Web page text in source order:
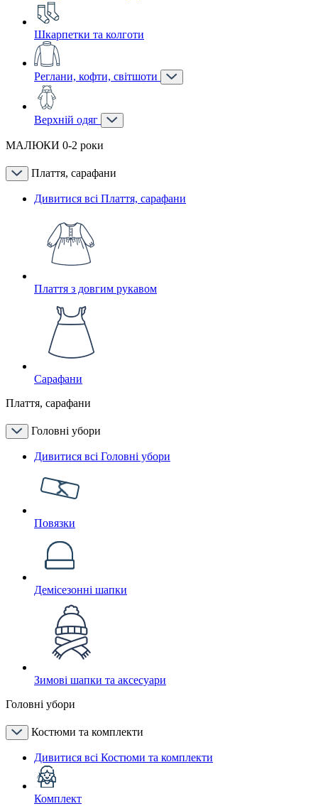
Шкарпетки та колготи
Реглани, кофти, світшоти
Верхній одяг
МАЛЮКИ 0-2 роки
Плаття, сарафани
Дивитися всі Плаття, сарафани
Плаття з довгим рукавом
Сарафани
Плаття, сарафани
Головні убори
Дивитися всі Головні убори
Повязки
Демісезонні шапки
Зимові шапки та аксесуари
Головні убори
Костюми та комплекти
Дивитися всі Костюми та комплекти
Комплект